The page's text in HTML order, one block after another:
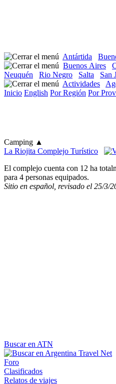
Antártida
Buenos Aires
Neuquén
Rio Negro Salta San
Actividades
Inicio English Por Región Por
Camping ▲
La Riojita Complejo Turístico
El complejo cuenta con 12 ha
para 4 personas equipados.
Sitio en español, revisado el 25/3/
Buscar en ATN
Foro
Clasificados
Relatos de viajes